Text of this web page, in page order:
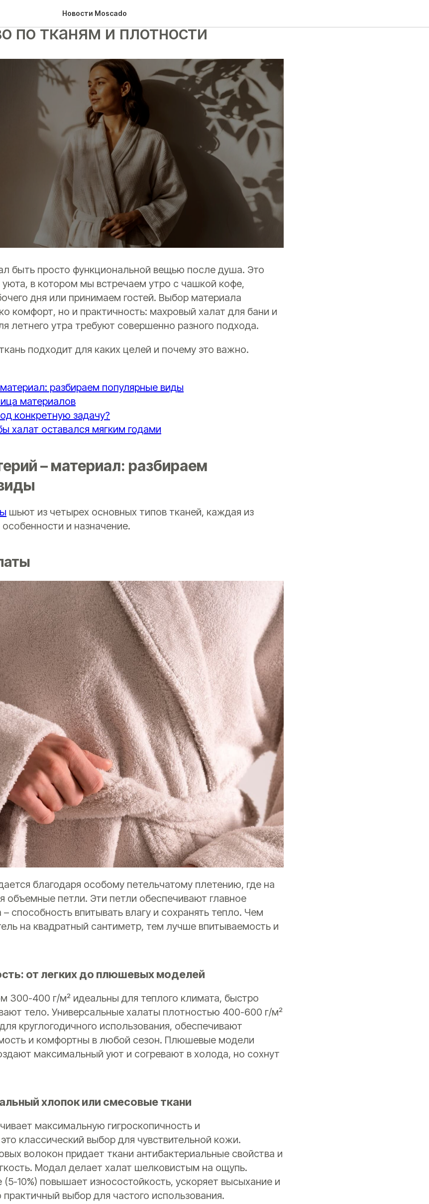
Новости Moscado
идеальный халат: полное
по тканям и плотности
быть просто функциональной вещью после душа. Это
в котором мы встречаем утро с чашкой кофе,
дня или принимаем гостей. Выбор материала
комфорт, но и практичность: махровый халат для бани и
летнего утра требуют совершенно разного подхода.
подходит для каких целей и почему это важно.
разбираем популярные виды
материалов
конкретную задачу?
халат оставался мягким годами
– материал: разбираем
шьют из четырех основных типов тканей, каждая из
и назначение.
благодаря особому петельчатому плетению, где на
объемные петли. Эти петли обеспечивают главное
способность впитывать влагу и сохранять тепло. Чем
на квадратный сантиметр, тем лучше впитываемость и
от легких до плюшевых моделей
300-400 г/м² идеальны для теплого климата, быстро
тело. Универсальные халаты плотностью 400-600 г/м²
круглогодичного использования, обеспечивают
и комфортны в любой сезон. Плюшевые модели
максимальный уют и согревают в холода, но сохнут
хлопок или смесовые ткани
максимальную гигроскопичность и
классический выбор для чувствительной кожи.
волокон придает ткани антибактериальные свойства и
Модал делает халат шелковистым на ощупь.
(5-10%) повышает износостойкость, ускоряет высыхание и
выбор для частого использования.